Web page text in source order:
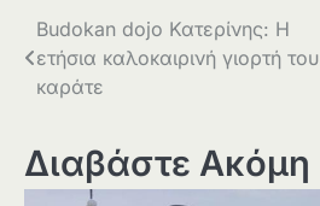
Πλοήγηση
άρθρων
Budokan dojo Κατερίνης: Η
ετήσια καλοκαιρινή γιορτή του
καράτε
Διαβάστε Ακόμη